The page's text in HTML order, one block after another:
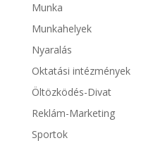
Munka
Munkahelyek
Nyaralás
Oktatási intézmények
Öltözködés-Divat
Reklám-Marketing
Sportok